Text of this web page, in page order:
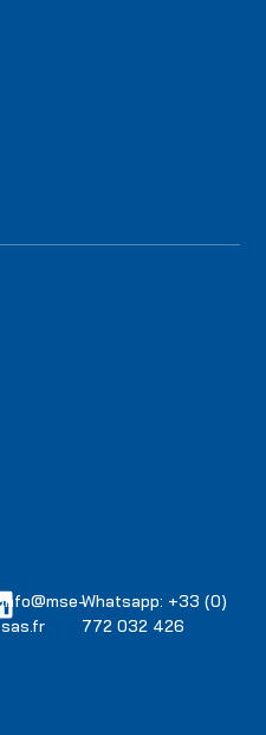
info@mse-
sas.fr
Whatsapp: +33 (0)
772 032 426